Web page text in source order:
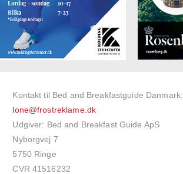
Kontakt til Bed and Breakfastguide Danmark:
lone@frostreklame.dk
Udgiver: Bed and Breakfast Guide ApS
Nyborgvej 7
5750 Ringe
CVR 41516232